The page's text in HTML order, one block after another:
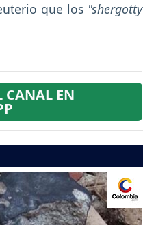
que los "shergotty
CANAL EN